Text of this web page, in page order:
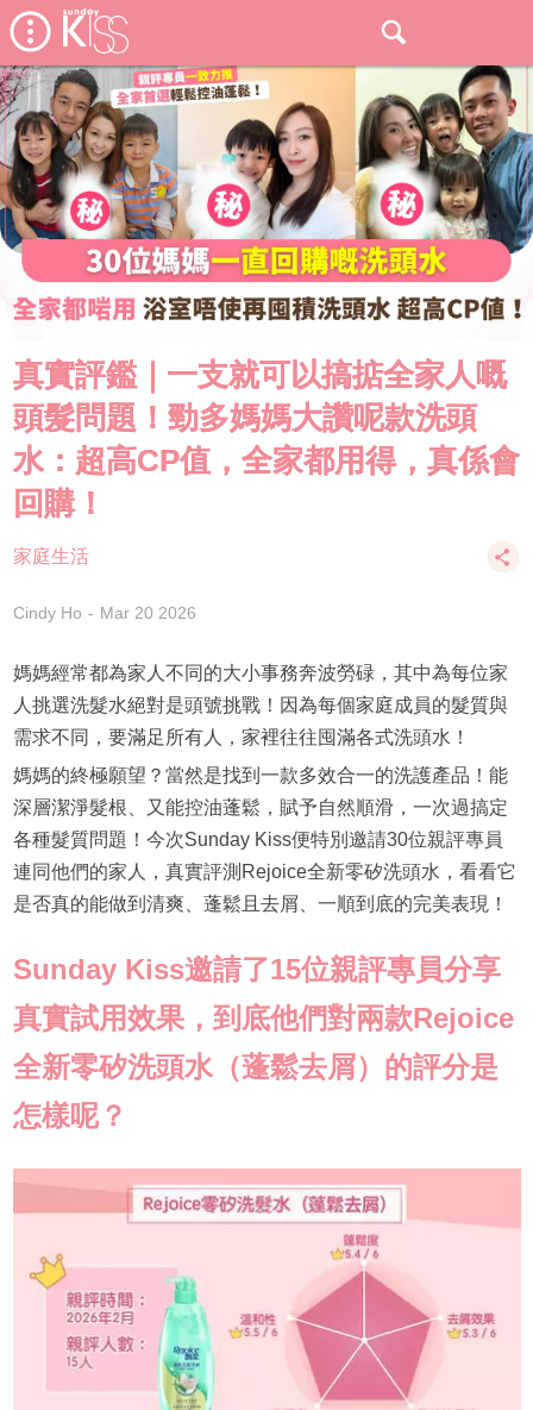
真實評鑑｜一支就可以搞掂全家人嘅
頭髮問題！勁多媽媽大讚呢款洗頭
水：超高CP值，全家都用得，真係會
回購！
家庭生活
Cindy Ho Mar 20 2026
媽媽經常都為家人不同的大小事務奔波勞碌，其中為每位家
人挑選洗髮水絕對是頭號挑戰！因為每個家庭成員的髮質與
需求不同，要滿足所有人，家裡往往囤滿各式洗頭水！
媽媽的終極願望？當然是找到一款多效合一的洗護產品！能
深層潔淨髮根、又能控油蓬鬆，賦予自然順滑，一次過搞定
各種髮質問題！今次Sunday Kiss便特別邀請30位親評專員
連同他們的家人，真實評測Rejoice全新零矽洗頭水，看看它
是否真的能做到清爽、蓬鬆且去屑、一順到底的完美表現！
Sunday Kiss邀請了15位親評專員分享
真實試用效果，到底他們對兩款Rejoice
全新零矽洗頭水（蓬鬆去屑）的評分是
怎樣呢？